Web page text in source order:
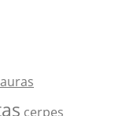
cerpes